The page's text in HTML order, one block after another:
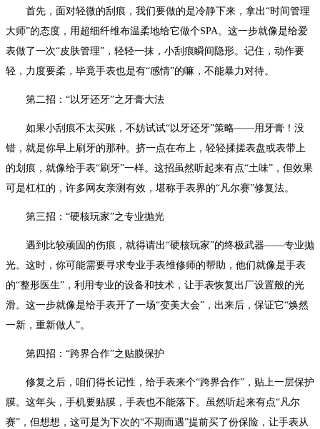
首先，面对轻微的刮痕，我们要做的是冷静下来，拿出“时间管理
大师”的态度，用超细纤维布温柔地给它做个SPA。这一步就像是给爱
表做了一次“皮肤管理”，轻轻一抹，小刮痕瞬间隐形。记住，动作要
轻，力度要柔，毕竟手表也是有“感情”的嘛，不能暴力对待。
第二招：“以牙还牙”之牙膏大法
如果小刮痕不太买账，不妨试试“以牙还牙”策略——用牙膏！没
错，就是你早上刷牙的那种。挤一点在布上，轻轻揉搓表盘或表带上
的划痕，就像给手表“刷牙”一样。这招虽然听起来有点“土味”，但效果
可是杠杠的，许多网友亲测有效，堪称手表界的“凡尔赛”修复法。
第三招：“硬核玩家”之专业抛光
遇到比较顽固的伤痕，就得请出“硬核玩家”的终极武器——专业抛
光。这时，你可能需要寻求专业手表维修师的帮助，他们就像是手表
的“整形医生”，利用专业的设备和技术，让手表恢复出厂设置般的光
滑。这一步就像是给手表开了一场“变美大会”，出来后，保证它“焕然
一新，重新做人”。
第四招：“跨界合作”之贴膜保护
修复之后，咱们得长记性，给手表来个“跨界合作”，贴上一层保护
膜。这年头，手机要贴膜，手表也不能落下。虽然听起来有点“凡尔
赛”，但想想，这可是为下次的“不期而遇”提前买了份保险，让手表从